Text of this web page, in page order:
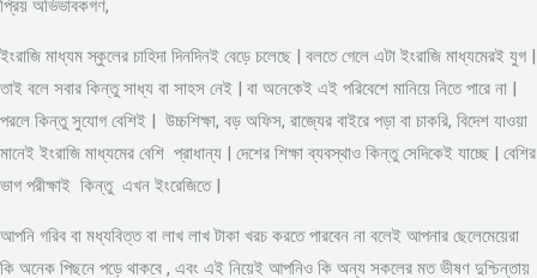
প্রিয় অভিভাবকগণ,
ইংরাজি মাধ্যম স্কুলের চাহিদা দিনদিনই বেড়ে চলেছে | বলতে গেলে এটা ইংরাজি মাধ্যমেরই যুগ |
তাই বলে সবার কিন্তু সাধ্য বা সাহস নেই | বা অনেকেই এই পরিবেশে মানিয়ে নিতে পারে না |
পরলে কিন্তু সুযোগ বেশিই | উচ্চশিক্ষা, বড় অফিস, রাজ্যের বাইরে পড়া বা চাকরি, বিদেশ যাওয়া
মানেই ইংরাজি মাধ্যমের বেশি প্রাধান্য | দেশের শিক্ষা ব্যবস্থাও কিন্তু সেদিকেই যাচ্ছে | বেশির
ভাগ পরীক্ষাই কিন্তু এখন ইংরেজিতে |
আপনি গরিব বা মধ্যবিত্ত বা লাখ লাখ টাকা খরচ করতে পারবেন না বলেই আপনার ছেলেমেয়েরা
কি অনেক পিছনে পড়ে থাকবে , এবং এই নিয়েই আপনিও কি অন্য সকলের মত ভীষণ দুশ্চিন্তায়